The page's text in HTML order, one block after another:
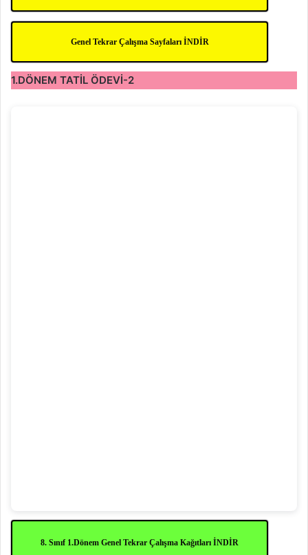
Genel Tekrar Çalışma Sayfaları İNDİR
1.DÖNEM TATİL ÖDEVİ-2
8. Sınıf 1.Dönem Genel Tekrar Çalışma Kağıtları İNDİR